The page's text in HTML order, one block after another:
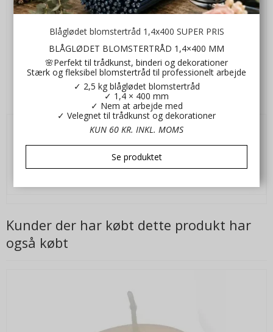
Grå aflang skål – 40x17x6 cm
VIS PRODUKT
Kunder der har købt dette produkt har
også købt
Blåglødet blomstertråd 1,4x400 SUPER PRIS
BLÅGLØDET BLOMSTERTRÅD 1,4×400 MM
🌸Perfekt til trådkunst, binderi og dekorationer
Stærk og fleksibel blomstertråd til professionelt arbejde
✓ 2,5 kg blåglødet blomstertråd
✓ 1,4 × 400 mm
✓ Nem at arbejde med
✓ Velegnet til trådkunst og dekorationer
KUN 60 KR. INKL. MOMS
Se produktet